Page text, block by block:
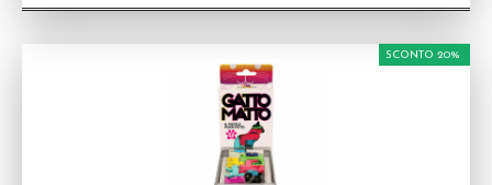
SCONTO 20%